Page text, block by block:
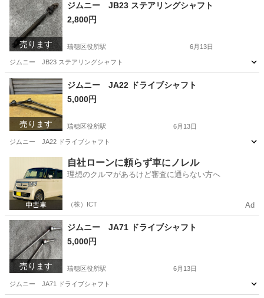
売ります
ジムニー JB23 ステアリングシャフト
2,800円
瑞穂区役所駅 6月13日
ジムニー JB23 ステアリングシャフト
愛知 名古屋市 パーツ ステアリング
売ります
ジムニー JA22 ドライブシャフト
5,000円
瑞穂区役所駅 6月13日
ジムニー JA22 ドライブシャフト
瑞穂区役所駅 パーツ
自社ローンに頼らず車にノレル
理想のクルマがあるけど審査に通らない方へ
（株）ICT Ad
売ります
ジムニー JA71 ドライブシャフト
5,000円
瑞穂区役所駅 6月13日
ジムニー JA71 ドライブシャフト